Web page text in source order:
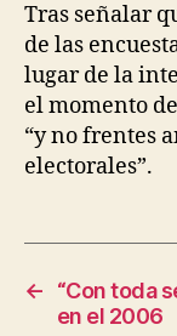
Tras señalar
de las
lugar de la
el momento
“y no frentes
electorales”.
←
“Con toda
en el 2006